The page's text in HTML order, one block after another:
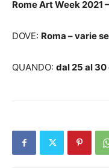
Rome Art Week 2021
DOVE: Roma – varie
QUANDO: dal 25 al